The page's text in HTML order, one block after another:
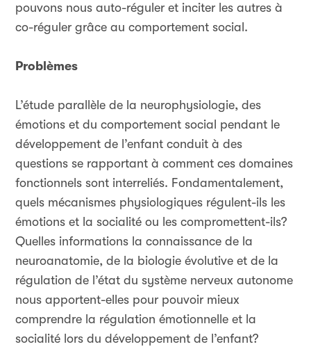
pouvons nous auto-réguler et inciter les autres à
co-réguler grâce au comportement social.
Problèmes
L’étude parallèle de la neurophysiologie, des
émotions et du comportement social pendant le
développement de l’enfant conduit à des
questions se rapportant à comment ces domaines
fonctionnels sont interreliés. Fondamentalement,
quels mécanismes physiologiques régulent-ils les
émotions et la socialité ou les compromettent-ils?
Quelles informations la connaissance de la
neuroanatomie, de la biologie évolutive et de la
régulation de l’état du système nerveux autonome
nous apportent-elles pour pouvoir mieux
comprendre la régulation émotionnelle et la
socialité lors du développement de l’enfant?